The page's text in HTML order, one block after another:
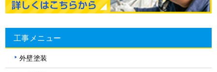
工事メニュー
外壁塗装